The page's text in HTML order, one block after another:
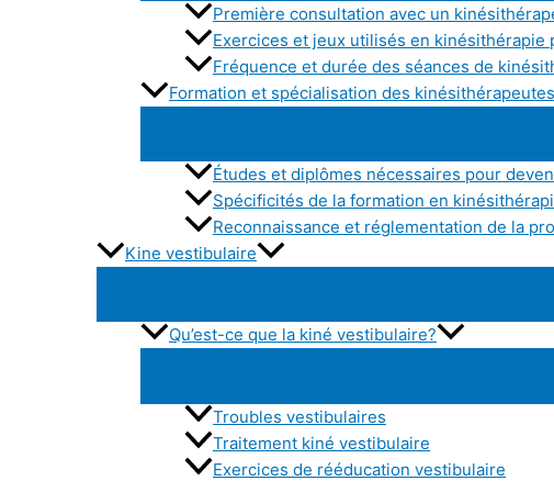
Première consultation avec un
Exercices et jeux utilisés en kinésithérapie
Fréquence et durée des séances de
Formation et spécialisation des
Études et diplômes nécessaires pour
Spécificités de la formation en
Reconnaissance et réglementation de la
Kine vestibulaire
Qu’est-ce que la kiné vestibulaire?
Troubles vestibulaires
Traitement kiné vestibulaire
Exercices de rééducation vestibulaire